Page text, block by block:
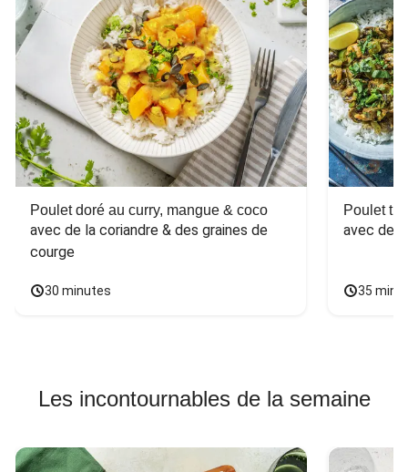
Poulet doré au curry, mangue & coco
avec de la coriandre & des graines de
courge
30 minutes
Poulet
avec des
35
Les incontournables de la semaine